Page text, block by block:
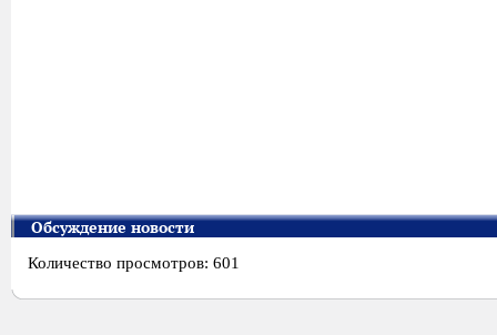
Обсуждение новости
Количество просмотров: 601